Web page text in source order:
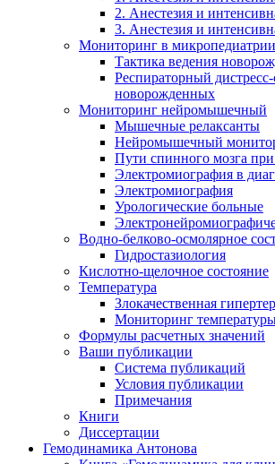
2. Анестезия и
3. Анестезия и
Мониторинг в микропедиатрии
Тактика ведения
Респираторный
новорожденных
Мониторинг нейромышечный
Мышечные релаксанты
Нейромышечный
Пути спинного мозга
Электромиография в
Электромиография
Урологические больные
Водно-белково-осмолярное
Гидростазиология
Кислотно-щелочное состояние
Температура
Злокачественная
Мониторинг
Формулы расчетных значений
Ваши публикации
Система публикаций
Условия публикации
Примечания
Книги
Диссертации
Гемодинамика Антонова